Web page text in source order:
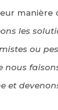
manière
les
ou
nous
et